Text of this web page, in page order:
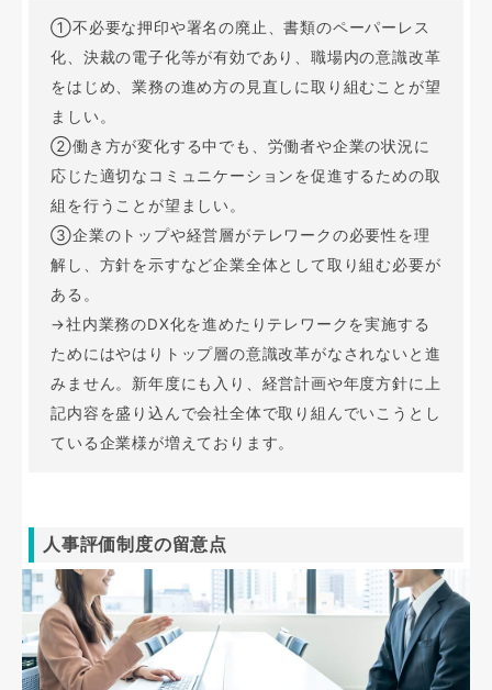
①不必要な押印や署名の廃止、書類のペーパーレス
化、決裁の電子化等が有効であり、職場内の意識改革
をはじめ、業務の進め方の見直しに取り組むことが望
ましい。
②働き方が変化する中でも、労働者や企業の状況に
応じた適切なコミュニケーションを促進するための取
組を行うことが望ましい。
③企業のトップや経営層がテレワークの必要性を理
解し、方針を示すなど企業全体として取り組む必要が
ある。
→社内業務のDX化を進めたりテレワークを実施する
ためにはやはりトップ層の意識改革がなされないと進
みません。新年度にも入り、経営計画や年度方針に上
記内容を盛り込んで会社全体で取り組んでいこうとし
ている企業様が増えております。
人事評価制度の留意点